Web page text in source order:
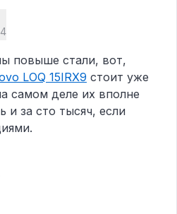
повыше стали, вот,
LOQ 15IRX9 стоит уже
самом деле их вполне
и за сто тысяч, если